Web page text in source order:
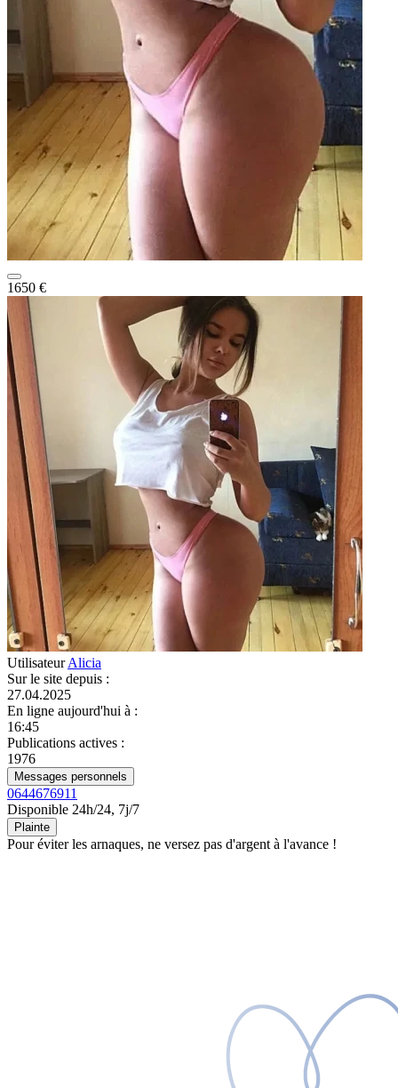
1650 €
UtilisateurAlicia
Sur le site depuis :
27.04.2025
En ligne aujourd'hui à :
16:45
Publications actives :
1976
Messages personnels
0644676911
Disponible 24h/24, 7j/7
Plainte
Pour éviter les arnaques, ne versez pas d'argent à l'avance !